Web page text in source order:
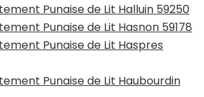
Punaise de Lit Halluin 59250
Punaise de Lit Hasnon 59178
Punaise de Lit Haspres
Punaise de Lit Haubourdin